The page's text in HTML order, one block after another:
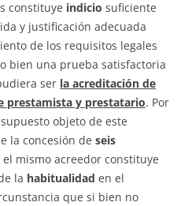
constituye indicio suficiente
y justificación adecuada
de los requisitos legales
bien una prueba satisfactoria
ser la acreditación de
prestamista y prestatario. Por
objeto de este
la concesión de seis
mismo acreedor constituye
la habitualidad en el
que si bien no